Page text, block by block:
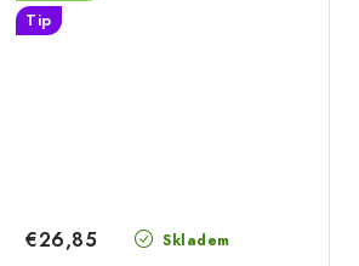
Tip
Skladem
€26,85